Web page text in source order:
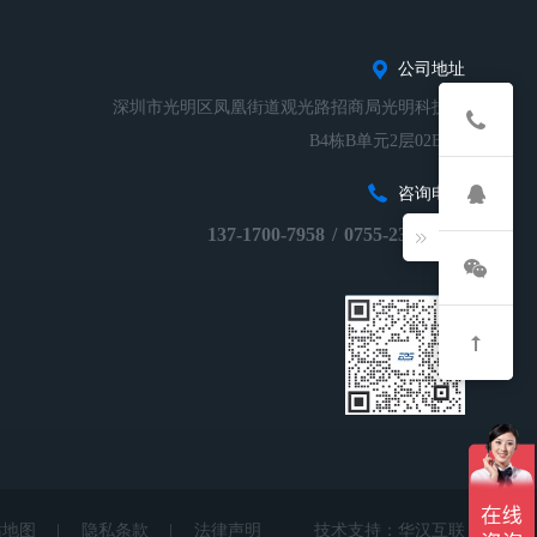
公司地址
深圳市光明区凤凰街道观光路招商局光明科技园
B4栋B单元2层02B-01
咨询电话
137-1700-7958 / 0755-23248674
图 隐私条款 法律声明 技术支持： 华汉互联